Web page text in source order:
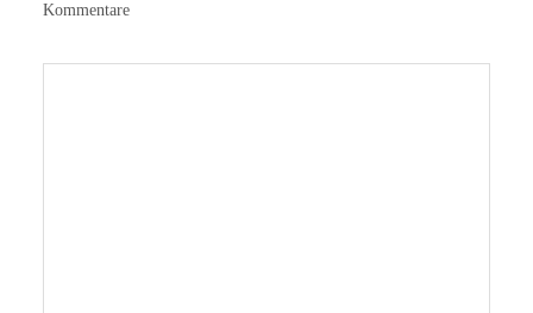
Kommentare